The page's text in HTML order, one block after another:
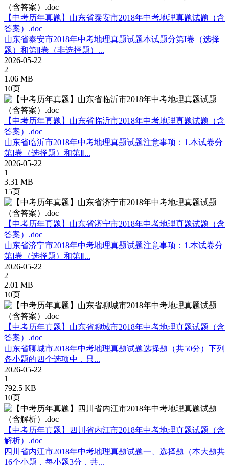
【中考历年真题】山东省泰安市2018年中考地理真题试题（含
答案）.doc
山东省泰安市2018年中考地理真题试题本试题分第I卷（选择
题）和第Ⅱ卷（非选择题）...
2026-05-22
2
1.06 MB
10页
【中考历年真题】山东省临沂市2018年中考地理真题试题（含
答案）.doc
山东省临沂市2018年中考地理真题试题注意事项：1.本试卷分
第Ⅰ卷（选择题）和第Ⅱ...
2026-05-22
1
3.31 MB
15页
【中考历年真题】山东省济宁市2018年中考地理真题试题（含
答案）.doc
山东省济宁市2018年中考地理真题试题注意事项：1.本试卷分
第Ⅰ卷（选择题）和第Ⅱ...
2026-05-22
2
2.01 MB
10页
【中考历年真题】山东省聊城市2018年中考地理真题试题（含
答案）.doc
山东省聊城市2018年中考地理真题试题选择题（共50分）下列
各小题的四个选项中，只...
2026-05-22
1
792.5 KB
10页
【中考历年真题】四川省内江市2018年中考地理真题试题（含
解析）.doc
四川省内江市2018年中考地理真题试题一、选择题（本大题共
16个小题，每小题3分，共...